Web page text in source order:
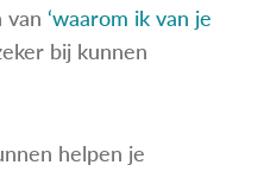
van ‘waarom ik van je
bij kunnen
helpen je